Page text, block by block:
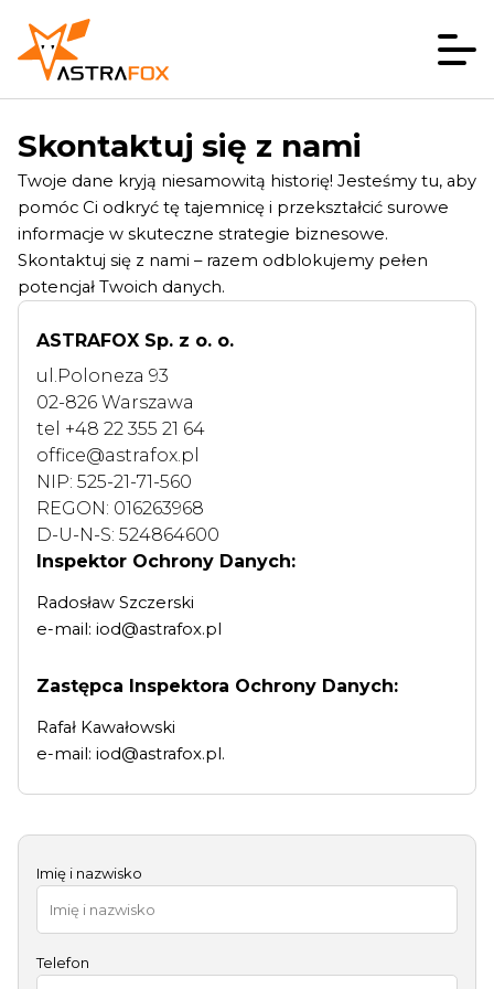
Skontaktuj się z nami
Twoje dane kryją niesamowitą historię! Jesteśmy tu, aby
pomóc Ci odkryć tę tajemnicę i przekształcić surowe
informacje w skuteczne strategie biznesowe.
Skontaktuj się z nami – razem odblokujemy pełen
potencjał Twoich danych.
ASTRAFOX Sp. z o. o.
ul.Poloneza 93
02-826 Warszawa
tel +48 22 355 21 64
office@astrafox.pl
NIP: 525-21-71-560
REGON: 016263968
D-U-N-S: 524864600
Inspektor Ochrony Danych:
Radosław Szczerski
e-mail: iod@astrafox.pl
Zastępca Inspektora Ochrony Danych:
Rafał Kawałowski
e-mail: iod@astrafox.pl.
Imię i nazwisko
Telefon